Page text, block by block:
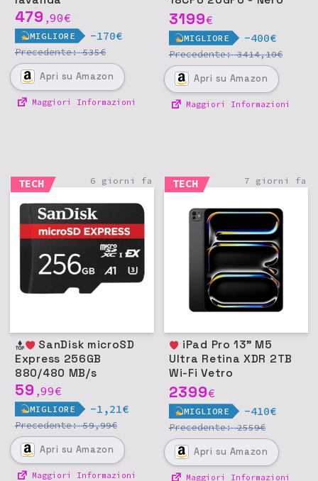
479 ,90€
MIGLIORE -170€
Precedente:535€
Apri su Amazon
Maggiori Informazioni
siderale
3199€
MIGLIORE -400€
Precedente:3414,10€
Apri su Amazon
Maggiori Informazioni
TECH 6 giorni fa
Express 256GB
880/480 MB/s
59 ,99€
MIGLIORE -1,21€
Precedente:59,99€
Apri su Amazon
Maggiori Informazioni
TECH 7 giorni fa
Ultra Retina XDR 2TB
Wi-Fi Vetro
nanotexture - Nero
siderale
2399€
MIGLIORE -410€
Precedente:2559€
Apri su Amazon
Maggiori Informazioni